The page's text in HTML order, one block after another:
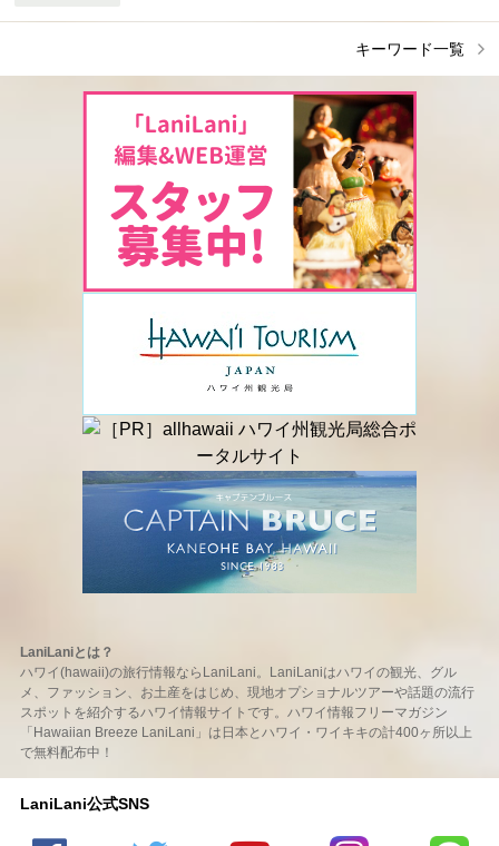
キーワード一覧
LaniLaniとは？
ハワイ(hawaii)の旅行情報ならLaniLani。LaniLaniはハワイの観光、グル
メ、ファッション、お土産をはじめ、現地オプショナルツアーや話題の流行
スポットを紹介するハワイ情報サイトです。ハワイ情報フリーマガジン
「Hawaiian Breeze LaniLani」は日本とハワイ・ワイキキの計400ヶ所以上
で無料配布中！
LaniLani公式SNS